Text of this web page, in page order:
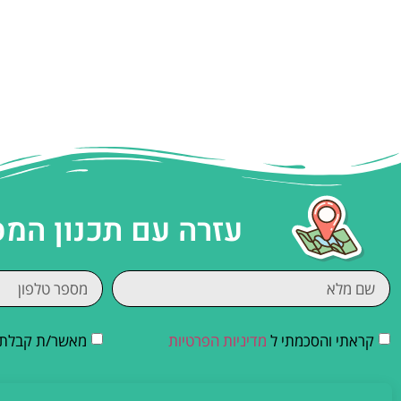
עזרה עם תכנון
קראתי והסכמתי ל מדיניות הפרטיות מאשר/ת קבלת